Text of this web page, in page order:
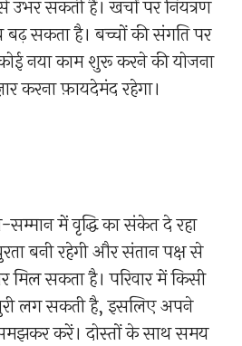
उभर सकती हैं। खर्चों पर नियंत्रण
बढ़ सकता है। बच्चों की संगति पर
नया काम शुरू करने की योजना
करना फ़ायदेमंद रहेगा।
में वृद्धि का संकेत दे रहा
बनी रहेगी और संतान पक्ष से
सकता है। परिवार में किसी
लग सकती है, इसलिए अपने
करें। दोस्तों के साथ समय